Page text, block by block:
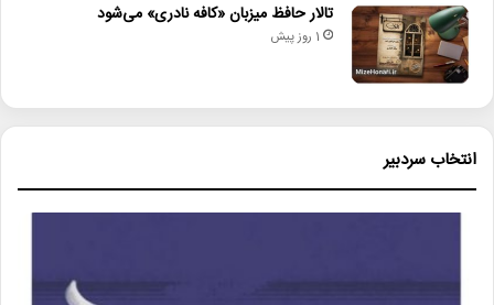
تالار حافظ میزبان «کافه نادری» می‌شود
1 روز پیش
انتخاب سردبیر